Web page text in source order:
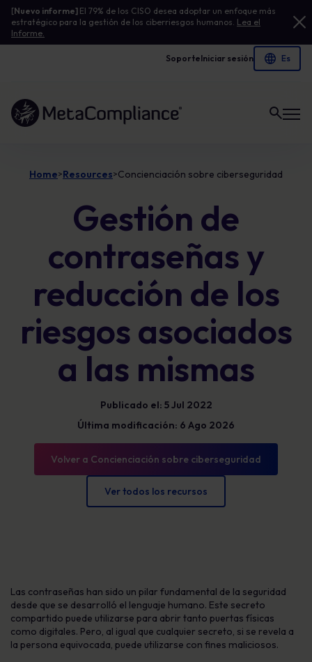
[Nuevo informe] El 79% de los CISO desea adoptar un enfoque más
estratégico para la gestión de los ciberriesgos humanos. Lea el
Informe.
SoporteIniciar sesión
Enlace a la página de inicio
Home>Resources>Concienciación sobre ciberseguridad
Gestión de
contraseñas y
reducción de los
riesgos asociados
a las mismas
Publicado el: 5 Jul 2022
Última modificación: 6 Ago 2026
Volver a Concienciación sobre ciberseguridad
Ver todos los recursos
Las contraseñas han sido un pilar fundamental de la seguridad
desde que se desarrolló el lenguaje humano. Este secreto
compartido puede utilizarse para abrir tanto puertas físicas
como digitales. Pero, al igual que cualquier secreto, si se revela a
la persona equivocada, puede utilizarse con fines maliciosos.